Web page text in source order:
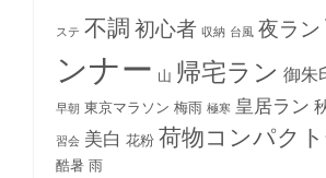
ステ 不調 初心者 収納 台風 夜ラン
ンナー 山 帰宅ラン 御朱
早朝 東京マラソン 梅雨 極寒 皇居ラン
習会 美白 花粉 荷物コンパク
酷暑 雨